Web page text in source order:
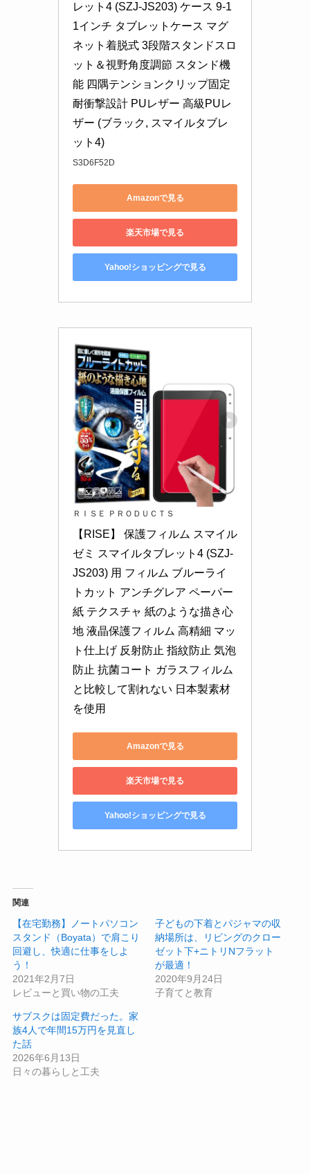
レット4 (SZJ-JS203) ケース 9-1
1インチ タブレットケース マグ
ネット着脱式 3段階スタンドスロ
ット＆視野角度調節 スタンド機
能 四隅テンションクリップ固定
耐衝撃設計 PUレザー 高級PUレ
ザー (ブラック, スマイルタブレ
ット4)
S3D6F52D
Amazonで見る
楽天市場で見る
Yahoo!ショッピングで見る
ＲＩＳＥ ＰＲＯＤＵＣＴＳ
【RISE】 保護フィルム スマイル
ゼミ スマイルタブレット4 (SZJ-
JS203) 用 フィルム ブルーライ
トカット アンチグレア ペーパー
紙 テクスチャ 紙のような描き心
地 液晶保護フィルム 高精細 マッ
ト仕上げ 反射防止 指紋防止 気泡
防止 抗菌コート ガラスフィルム
と比較して割れない 日本製素材
を使用
Amazonで見る
楽天市場で見る
Yahoo!ショッピングで見る
関連
【在宅勤務】ノートパソコン
スタンド（Boyata）で肩こり
回避し、快適に仕事をしよ
う！
2021年2月7日
レビューと買い物の工夫
子どもの下着とパジャマの収
納場所は、リビングのクロー
ゼット下+ニトリNフラット
が最適！
2020年9月24日
子育てと教育
サブスクは固定費だった。家
族4人で年間15万円を見直し
た話
2026年6月13日
日々の暮らしと工夫